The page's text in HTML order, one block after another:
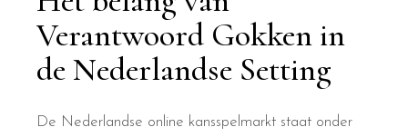
Verantwoord Gokken in
de Nederlandse Setting
De Nederlandse online kansspelmarkt staat onder